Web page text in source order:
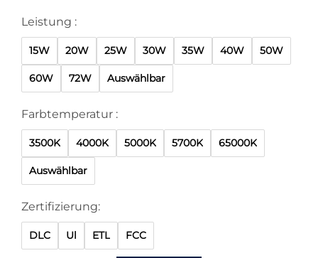
Leistung :
15W 20W 25W 30W 35W 40W 50W
60W 72W Auswählbar
Farbtemperatur :
3500K 4000K 5000K 5700K 65000K
Auswählbar
Zertifizierung:
DLC Ul ETL FCC